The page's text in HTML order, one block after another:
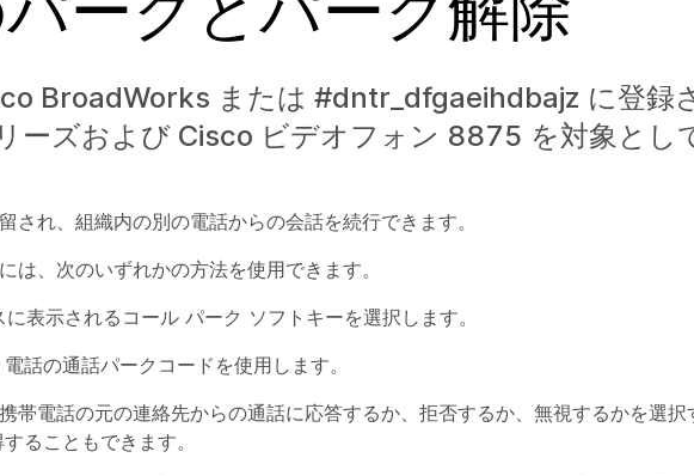
BroadWorks または #dntr_dfgaeihdbajz に登録
ーズおよび Cisco ビデオフォン 8875 を対象とし
され、組織内の別の電話からの会話を続行できます。
は、次のいずれかの方法を使用できます。
表示されるコール パーク ソフトキーを選択します。
話の通話パークコードを使用します。
帯電話の元の連絡先からの通話に応答するか、拒否するか、無視するかを選
ることもできます。